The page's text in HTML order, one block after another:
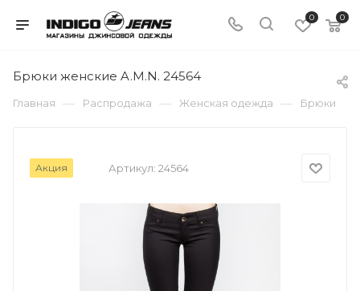
0 0
Брюки женские A.M.N. 24564
Главная — Распродажа — Женская одежда — Брюки
Акция Артикул: 24564